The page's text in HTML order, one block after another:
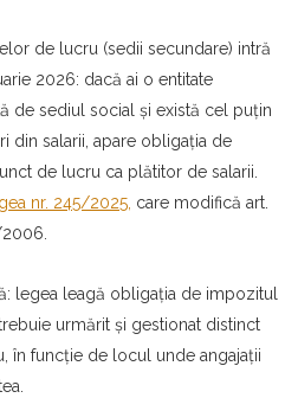
de lucru (sedii secundare) intră
2026: dacă ai o entitate
de sediul social și există cel puțin
din salarii, apare obligația de
de lucru ca plătitor de salarii.
nr. 245/2025, care modifică art.
legea leagă obligația de impozitul
urmărit și gestionat distinct
în funcție de locul unde angajații